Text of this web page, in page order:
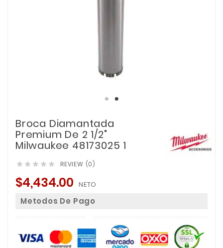
Broca Diamantada
Premium De 2 1/2"
Milwaukee 48173025 1
     REVIEW (0)
$4,434.00 NETO
Metodos De Pago